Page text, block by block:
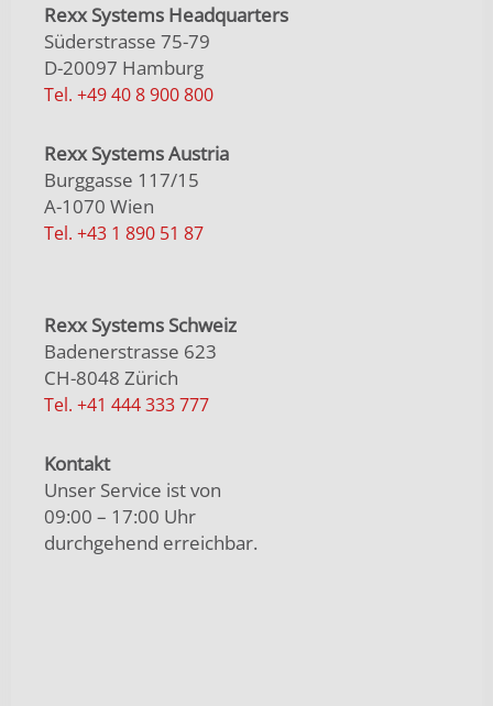
Rexx Systems Headquarters
Süderstrasse 75-79
D-20097 Hamburg
Tel. +49 40 8 900 800
Rexx Systems Austria
Burggasse 117/15
A-1070 Wien
Tel. +43 1 890 51 87
Rexx Systems Schweiz
Badenerstrasse 623
CH-8048 Zürich
Tel. +41 444 333 777
Kontakt
Unser Service ist von
09:00 – 17:00 Uhr
durchgehend erreichbar.